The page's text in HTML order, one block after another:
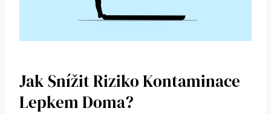
Jak Snížit Riziko Kontaminace
Lepkem Doma?